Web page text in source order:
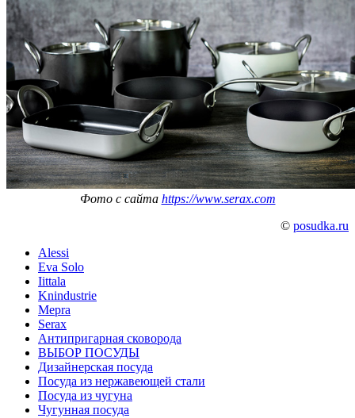
Фото с сайта https://www.serax.com
© posudka.ru
Alessi
Eva Solo
Iittala
Knindustrie
Mepra
Serax
Антипригарная сковорода
ВЫБОР ПОСУДЫ
Дизайнерская посуда
Посуда из нержавеющей стали
Посуда из чугуна
Чугунная посуда